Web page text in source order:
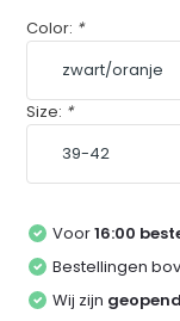
Color: *
Size: *
Voor16:00
Bestellingen
Wij zijn geopend